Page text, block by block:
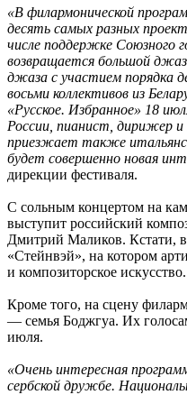
«В филармонической
десять самых разных
числе поддержке Союзного
возвращается большой
джаза с участием порядка
восьми коллективов из
«Русское. Избранное» 18
России, пианист, дирижер
приезжает также
будет совершенно новая
дирекции фестиваля.
С сольным концертом на
выступит российский
Дмитрий Маликов. Кстати,
«Стейнвэй», на котором
и композиторское
Кроме того, на сцену
— семья Боджгуа. Их
июля.
«Очень интересная
сербской дружбе.